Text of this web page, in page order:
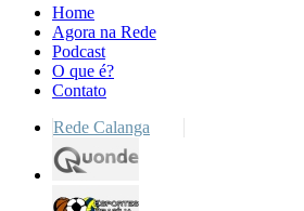
Home
Agora na Rede
Podcast
O que é?
Contato
Rede Calanga